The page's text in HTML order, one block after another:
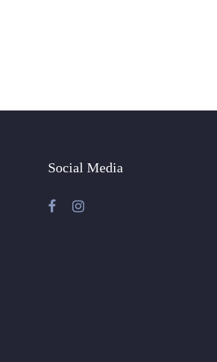
Social Media